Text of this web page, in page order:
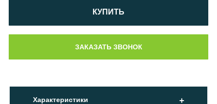
КУПИТЬ
Характеристики